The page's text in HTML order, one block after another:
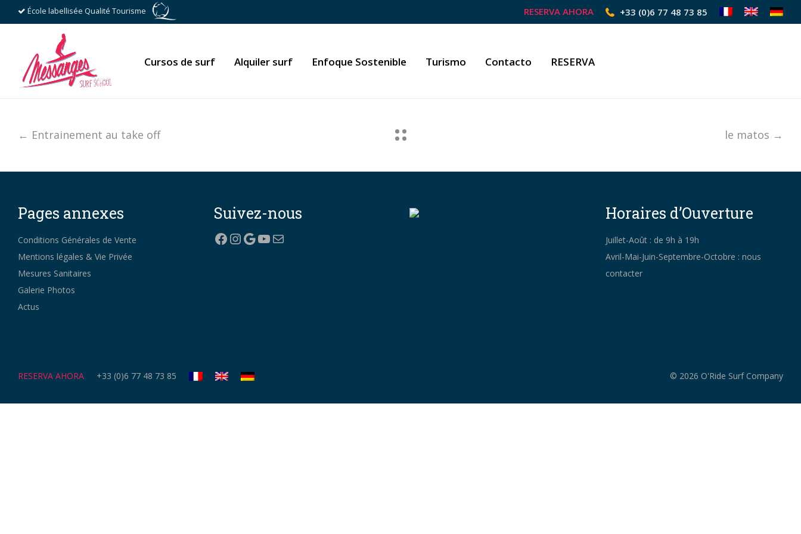
École labellisée Qualité Tourisme RESERVA AHORA +33 (0)6 77 48 73 85
Cursos de surf Alquiler surf Enfoque Sostenible Turismo Contacto RESERVA
← Entrainement au take off le matos →
Pages annexes
Conditions Générales de Vente
Mentions légales & Vie Privée
Mesures Sanitaires
Galerie Photos
Actus
Suivez-nous
Facebook
Instagram
Google
YouTube
Correo electrónico
Horaires d’Ouverture
Juillet-Août : de 9h à 19h
Avril-Mai-Juin-Septembre-Octobre : nous
contacter
RESERVA AHORA +33 (0)6 77 48 73 85 © 2026 O'Ride Surf Company